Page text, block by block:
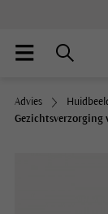
Advies
Gezichtsverzorging